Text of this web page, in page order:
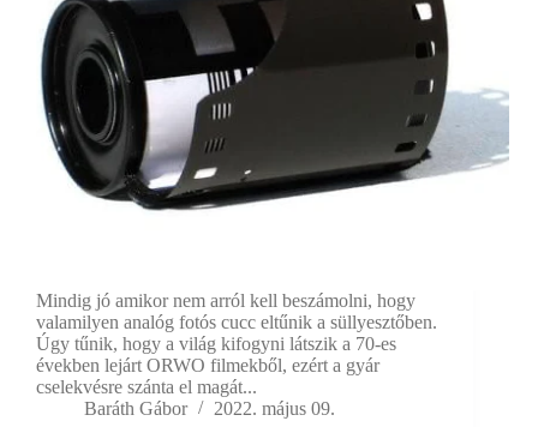
Mindig jó amikor nem arról kell beszámolni, hogy
valamilyen analóg fotós cucc eltűnik a süllyesztőben.
Úgy tűnik, hogy a világ kifogyni látszik a 70-es
években lejárt ORWO filmekből, ezért a gyár
cselekvésre szánta el magát...
Baráth Gábor
2022. május 09.